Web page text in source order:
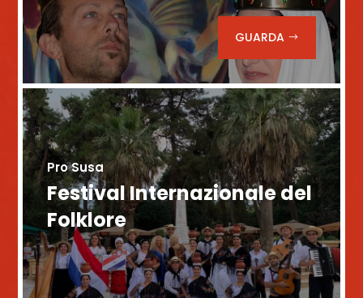
GUARDA
Pro Susa
Festival Internazionale del
Folklore